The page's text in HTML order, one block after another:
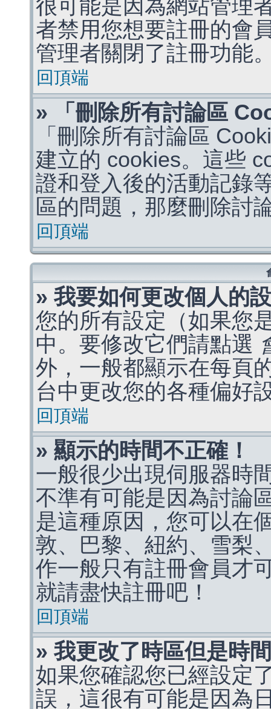
很可能是因為網站管理
者禁用您想要註冊的會
管理者關閉了註冊功能
回頂端
» 「刪除所有討論區
「刪除所有討論區
建立的 cookies。這些
證和登入後的活動記錄
區的問題，那麼刪除討
回頂端
» 我要如何更改個人的
您的所有設定（如果您
中。要修改它們請點選
外，一般都顯示在每頁
台中更改您的各種偏好
回頂端
» 顯示的時間不正確！
一般很少出現伺服器時
不準有可能是因為討論
是這種原因，您可以在
敦、巴黎、紐約、雪梨
作一般只有註冊會員才
就請盡快註冊吧！
回頂端
» 我更改了時區但是時
如果您確認您已經設定
誤，這很有可能是因為